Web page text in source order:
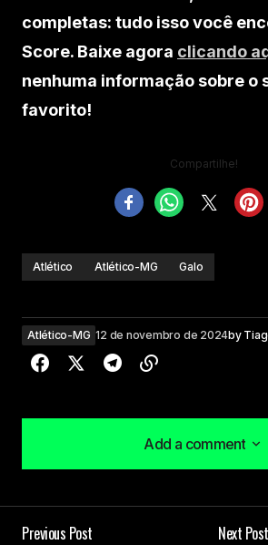
completas: tudo isso você
Score. Baixe agora clicando
nenhuma informação sobre o
favorito!
Compartilhe!
Atlético Atlético-MG Galo
Atlético-MG 12 de novembro de 2024by
Add a comment
Add a comment
Previous Post
Next Post